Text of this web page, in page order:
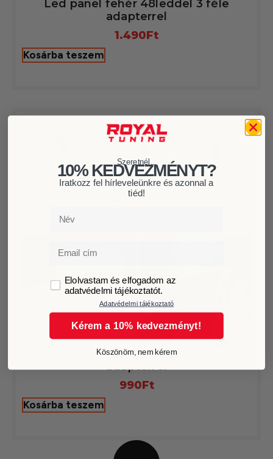
Led panel fehér 48leddel 3 féle
adapterrel
1.490Ft
Kosárba teszem
Ledpanel fehér 24leddel 3 féle
adapterrel
990Ft
Kosárba teszem
Szeretnél...
10% KEDVEZMÉNYT?
Iratkozz fel hírleveleünkre és azonnal a
tiéd!
Név
Email
GDPRElolvastam és elfogadom az
adatvédelmi tájékoztatót.
Adatvédelmi tájékoztató
Kérem a 10% kedvezményt!
Köszönöm, nem kérem